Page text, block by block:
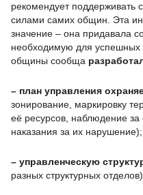
рекомендует поддерживать
силами самих общин. Эта
значение – она придавала
необходимую для успешных
общины сообща разработа
– план управления
зонирование, маркировку
её ресурсов, наблюдение
наказания за их нарушение);
– управленческую
разных структурных